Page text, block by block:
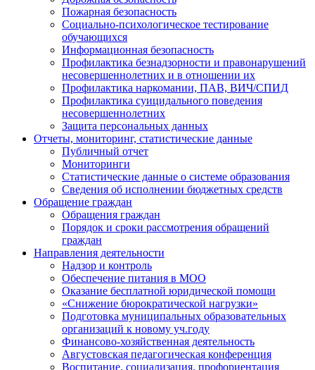
Пожарная безопасность
Социально-психологическое тестирование
обучающихся
Информационная безопасность
Профилактика безнадзорности и правонарушений
несовершеннолетних и в отношении их
Профилактика наркомании, ПАВ, ВИЧ/СПИД
Профилактика суицидального поведения
несовершеннолетних
Защита персональных данных
Отчеты, мониторинг, статистические данные
Публичный отчет
Мониторинги
Статистические данные о системе образования
Сведения об исполнении бюджетных средств
Обращение граждан
Обращения граждан
Порядок и сроки рассмотрения обращений
граждан
Направления деятельности
Надзор и контроль
Обеспечение питания в МОО
Оказание бесплатной юридической помощи
«Снижение бюрократической нагрузки»
Подготовка муниципальных образовательных
организаций к новому уч.году
Финансово-хозяйственная деятельность
Августовская педагогическая конференция
Воспитание, социализация, профориентация